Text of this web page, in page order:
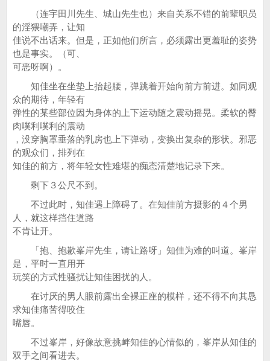
（连宇田川先生、城山先生也）来自关系不错的前辈职员
的淫猥嘲弄，让知
佳说不出话来。但是，正如他们所言，必须露出更羞耻的姿势
也是事实。（可、
可恶呀啊）。
知佳坐在坐垫上抬起腰，弹跳着开始向前方前进。如同观
众的期待，年轻有
弹性的某些部位因为身体的上下运动随之震动摇晃。柔软的臀
肉噗利噗利的震动
，没穿胸罩垂落的乳房也上下弹动，变换出复杂的形状。邪恶
的观众们，排列在
知佳的前方，将年轻女性难堪的痴态清楚地记录下来。
剩下３公尺不到。
不过此时，知佳遇上障碍了。在知佳前方摄影的４个男
人，就这样挡住道路
不肯让开。
「抱、抱歉峯岸先生，请让路呀」知佳为难的叫道。峯岸
是，平时一直用开
玩笑的方式性骚扰让知佳困扰的人。
在讨厌的男人眼前露出全裸正座的模样，还不得不向其恳
求知佳痛苦得咬住
嘴唇。
不过峯岸，好像故意挑衅知佳的心情似的，峯岸从知佳的
双手之间看进去。